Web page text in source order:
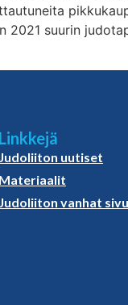
suurin
Linkkejä
Judoliiton uutiset
Materiaalit
Judoliiton vanhat